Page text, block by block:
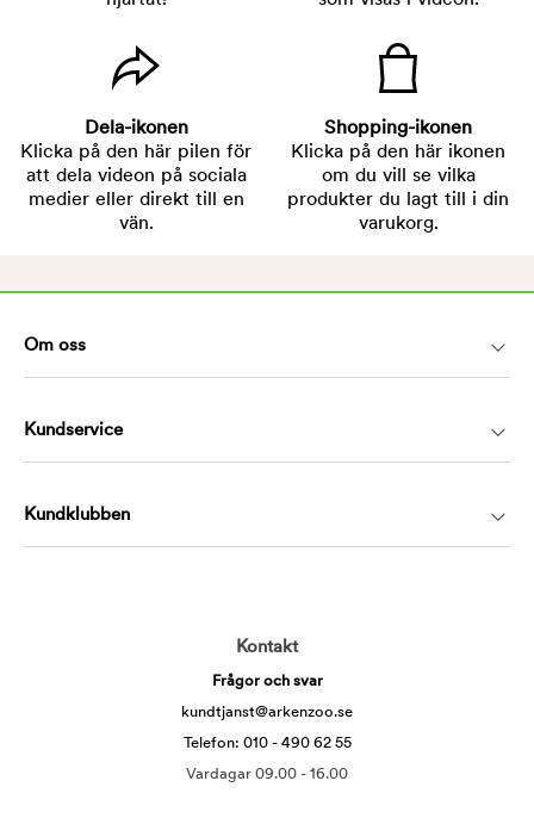
Dela-ikonen
Klicka på den här pilen för
att dela videon på sociala
medier eller direkt till en
vän.
Shopping-ikonen
Klicka på den här ikonen
om du vill se vilka
produkter du lagt till i din
varukorg.
Om oss
Kundservice
Kundklubben
Kontakt
Frågor och svar
kundtjanst@arkenzoo.se
Telefon: 010 - 490 62 55
Vardagar 09.00 - 16.00